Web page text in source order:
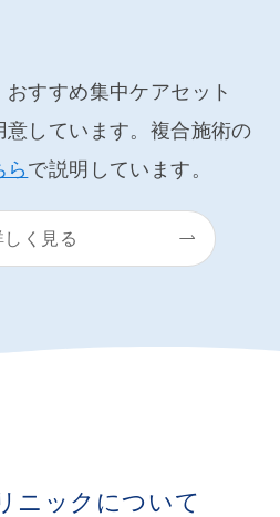
おすすめ集中ケアセット
しています。 複合施術の
らで説明しています。
しく見る
ニックについて